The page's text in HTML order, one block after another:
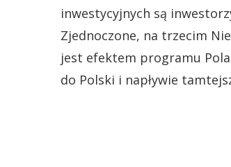
inwestycyjnych są
Zjednoczone, na trzecim
jest efektem programu
do Polski i napływie